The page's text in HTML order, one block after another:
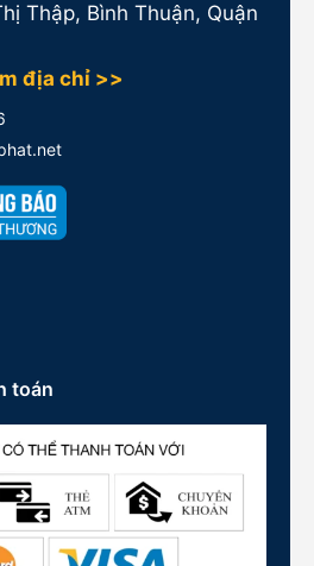
Thập, Bình Thuận, Quận
địa chỉ >>
toán